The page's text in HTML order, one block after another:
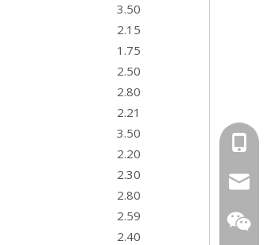
3.50
2.15
1.75
2.50
2.80
2.21
3.50
2.20
2.30
2.80
2.59
2.40
+ 86-
+86-